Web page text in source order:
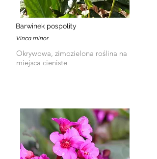
Barwinek pospolity
Vinca minor
Okrywowa, zimozielona roślina na
miejsca cieniste